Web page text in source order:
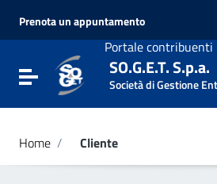
Vai al menu di navigazione
Prenota un appuntamento
Portale contribuenti
Attiva / disattiva la navigazione
SO.G.E.T. S.p.a.
Società di Gestione
Home / Cliente